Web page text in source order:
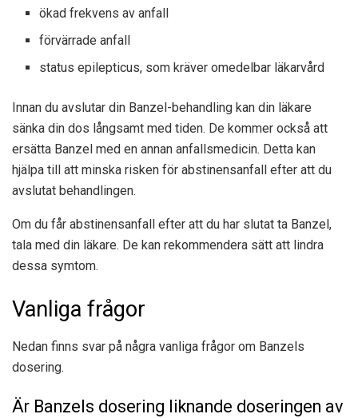
ökad frekvens av anfall
förvärrade anfall
status epilepticus, som kräver omedelbar läkarvård
Innan du avslutar din Banzel-behandling kan din läkare
sänka din dos långsamt med tiden. De kommer också att
ersätta Banzel med en annan anfallsmedicin. Detta kan
hjälpa till att minska risken för abstinensanfall efter att du
avslutat behandlingen.
Om du får abstinensanfall efter att du har slutat ta Banzel,
tala med din läkare. De kan rekommendera sätt att lindra
dessa symtom.
Vanliga frågor
Nedan finns svar på några vanliga frågor om Banzels
dosering.
Är Banzels dosering liknande doseringen av